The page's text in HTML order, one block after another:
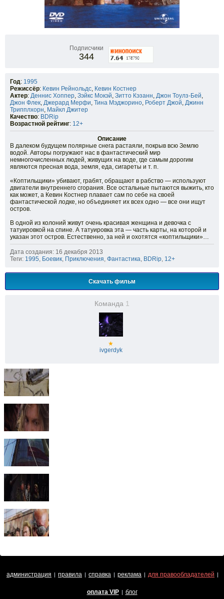
Подписчики
344
Год: 1995
Режиссёр: Кевин Рейнольдс, Кевин Костнер
Актер: Деннис Хоппер, Зэйкс Мокэй, Зитто Кэзанн, Джон Тоулз-Бей,
Джон Флек, Джерард Мерфи, Тина Мэджорино, Роберт Джой, Джинн
Трипплхорн, Майкл Джитер
Качество: BDRip
Возрастной рейтинг: 12+
Описание
В далеком будущем полярные снега растаяли, покрыв всю Землю
водой. Авторы погружают нас в фантастический мир
немногочисленных людей, живущих на воде, где самым дорогим
являются пресная вода, земля, еда, сигареты и т. п.
«Коптильщики» убивают, грабят, обращают в рабство — используют
двигатели внутреннего сгорания. Все остальные пытаются выжить, кто
как может, а Кевин Костнер плавает сам по себе на своей
фантастической лодке, но объединяет их всех одно — все они ищут
остров.
В одной из колоний живут очень красивая женщина и девочка с
татуировкой на спине. А татуировка эта — часть карты, на которой и
указан этот остров. Естественно, за ней и охотятся «коптильщики»…
Дата создания: 16 декабря 2013
Теги: 1995, Боевик, Приключения, Фантастика, BDRip, 12+
Скачать фильм
Команда 1
★
ivgerdyk
администрация | правила | справка | реклама | для правообладателей |
оплата VIP | блог